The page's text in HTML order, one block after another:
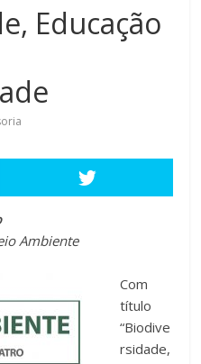
Educação
Ambiente
Com
título
“Biodive
rsidade,